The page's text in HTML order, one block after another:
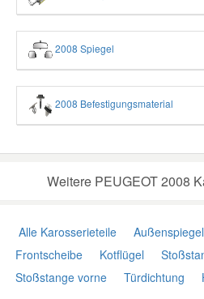
2008 Spiegel
2008 Befestigungsmaterial
Weitere PEUGEOT 2008
Alle Karosserieteile Außenspiegel
Frontscheibe
Kotflügel
Stoßstange vorne
Türdichtung